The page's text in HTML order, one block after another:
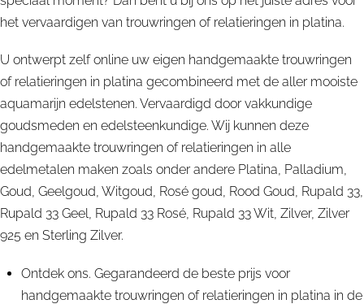
het vervaardigen van trouwringen of relatieringen in platina.
U ontwerpt zelf online uw eigen handgemaakte trouwringen
of relatieringen in platina gecombineerd met de aller mooiste
aquamarijn edelstenen. Vervaardigd door vakkundige
goudsmeden en edelsteenkundige. Wij kunnen deze
handgemaakte trouwringen of relatieringen in alle
edelmetalen maken zoals onder andere Platina, Palladium,
Goud, Geelgoud, Witgoud, Rosé goud, Rood Goud, Rupald 33,
Rupald 33 Geel, Rupald 33 Rosé, Rupald 33 Wit, Zilver, Zilver
925 en Sterling Zilver.
Ontdek ons. Gegarandeerd de beste prijs voor
handgemaakte trouwringen of relatieringen in platina in de